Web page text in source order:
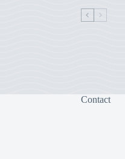
Contact